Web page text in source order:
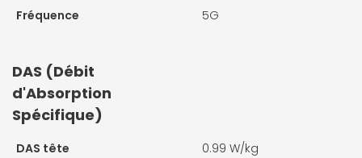
Fréquence
5G
DAS (Débit
d'Absorption
Spécifique)
DAS tête
0.99 W/kg